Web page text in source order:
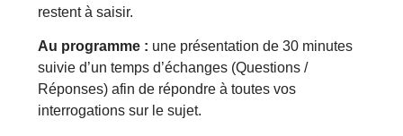
restent à saisir.
Au programme : une présentation de 30 minutes
suivie d’un temps d’échanges (Questions /
Réponses) afin de répondre à toutes vos
interrogations sur le sujet.